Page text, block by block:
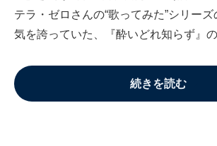
テラ・ゼロさんの“歌ってみた”シリーズ
気を誇っていた、『酔いどれ知らず』
続きを読む